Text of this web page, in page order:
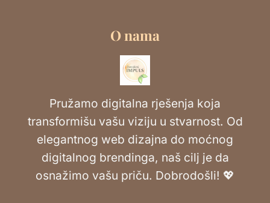
O nama
Pružamo digitalna rješenja koja
transformišu vašu viziju u stvarnost. Od
elegantnog web dizajna do moćnog
digitalnog brendinga, naš cilj je da
osnažimo vašu priču. Dobrodošli! 💖